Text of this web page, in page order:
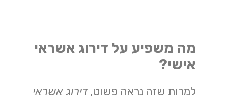
מה משפיע על דירוג אשראי
אישי?
למרות שזה נראה פשוט,דירוג אשראי